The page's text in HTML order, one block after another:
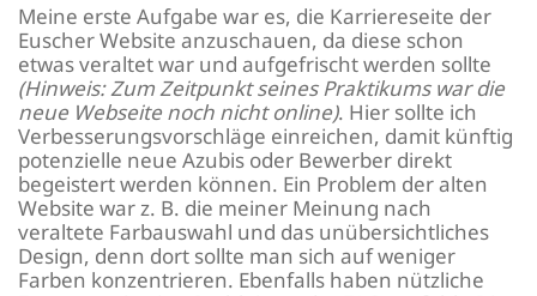
Meine erste Aufgabe war es, die Karriereseite der
Euscher Website anzuschauen, da diese schon
etwas veraltet war und aufgefrischt werden sollte
(Hinweis: Zum Zeitpunkt seines Praktikums war die
neue Webseite noch nicht online). Hier sollte ich
Verbesserungsvorschläge einreichen, damit künftig
potenzielle neue Azubis oder Bewerber direkt
begeistert werden können. Ein Problem der alten
Website war z. B. die meiner Meinung nach
veraltete Farbauswahl und das unübersichtliches
Design, denn dort sollte man sich auf weniger
Farben konzentrieren. Ebenfalls haben nützliche